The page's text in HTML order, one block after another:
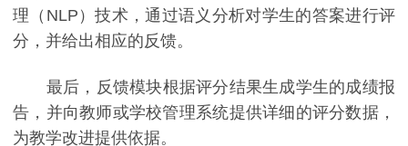
理（NLP）技术，通过语义分析对学生的答案进行评
分，并给出相应的反馈。
最后，反馈模块根据评分结果生成学生的成绩报
告，并向教师或学校管理系统提供详细的评分数据，
为教学改进提供依据。